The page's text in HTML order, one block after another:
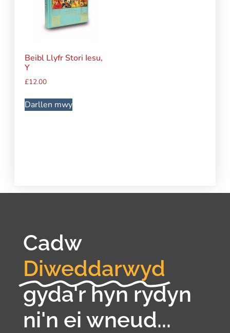
Beibl Llyfr Stori Iesu,
Y
£12.00
Darllen mwy
Cadw
Diweddarwyd
gyda'r hyn rydyn
ni'n ei wneud...